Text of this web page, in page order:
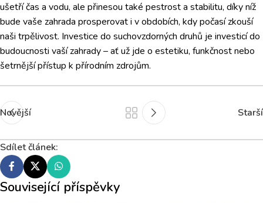
ušetří čas a vodu, ale přinesou také pestrost a stabilitu, díky níž
bude vaše zahrada prosperovat i v obdobích, kdy počasí zkouší
naši trpělivost. Investice do suchovzdorných druhů je investicí do
budoucnosti vaší zahrady – ať už jde o estetiku, funkčnost nebo
šetrnější přístup k přírodním zdrojům.
Novější Starší
Sdílet článek:
Související příspěvky